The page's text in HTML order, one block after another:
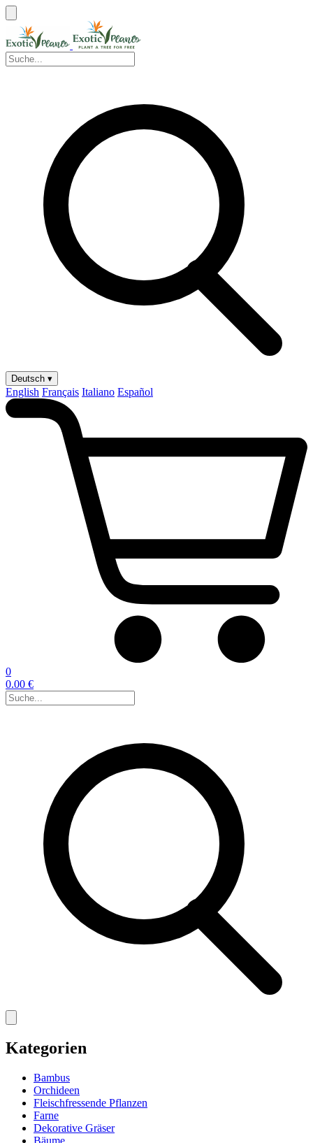
Deutsch ▾
English Français Italiano Español
0
0.00 €
Kategorien
Bambus
Orchideen
Fleischfressende Pflanzen
Farne
Dekorative Gräser
Bäume